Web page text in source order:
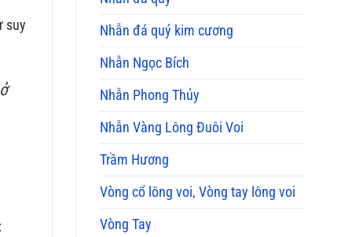
suy Nhẫn đá quý kim cương
Nhẫn Ngọc Bích
Nhẫn Phong Thủy
Nhẫn Vàng Lông Đuôi Voi
Trầm Hương
Vòng cổ lông voi, Vòng tay lông voi
Vòng Tay